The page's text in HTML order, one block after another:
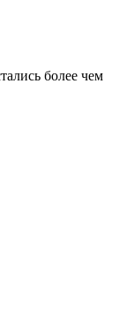
более чем